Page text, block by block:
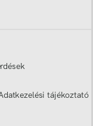
tájékoztató